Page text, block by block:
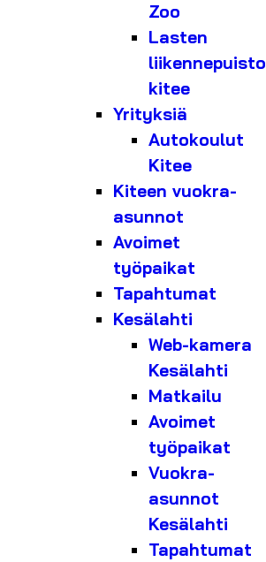
Zoo
Lasten
liikennepuisto
kitee
Yrityksiä
Autokoulut
Kitee
Kiteen vuokra-
asunnot
Avoimet
työpaikat
Tapahtumat
Kesälahti
Web-kamera
Kesälahti
Matkailu
Avoimet
työpaikat
Vuokra-
asunnot
Kesälahti
Tapahtumat